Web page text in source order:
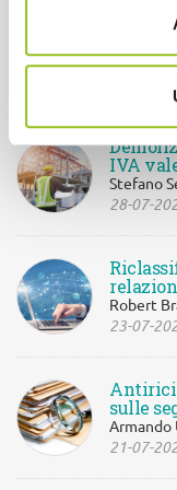
Sandra
IVA
Stefano
28-07-
Robert
23-07-
sulle
Armando
21-07-